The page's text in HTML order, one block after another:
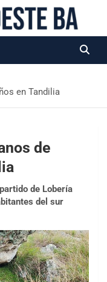
en Tandilia
de
de Lobería
del sur